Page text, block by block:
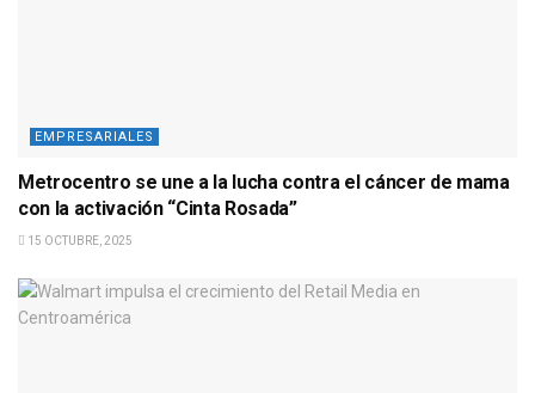
EMPRESARIALES
Metrocentro se une a la lucha contra el cáncer de mama
con la activación “Cinta Rosada”
15 OCTUBRE, 2025